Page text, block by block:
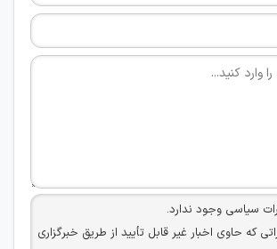
سیاسی وجود ندارد.
که حاوی اخبار غیر قابل تأیید از طریق خبرگزاری